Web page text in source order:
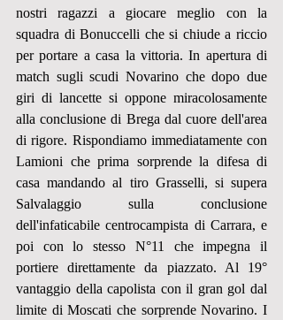
nostri ragazzi a giocare meglio con la
squadra di Bonuccelli che si chiude a riccio
per portare a casa la vittoria. In apertura di
match sugli scudi Novarino che dopo due
giri di lancette si oppone miracolosamente
alla conclusione di Brega dal cuore dell'area
di rigore. Rispondiamo immediatamente con
Lamioni che prima sorprende la difesa di
casa mandando al tiro Grasselli, si supera
Salvalaggio sulla conclusione
dell'infaticabile centrocampista di Carrara, e
poi con lo stesso N°11 che impegna il
portiere direttamente da piazzato. Al 19°
vantaggio della capolista con il gran gol dal
limite di Moscati che sorprende Novarino. I